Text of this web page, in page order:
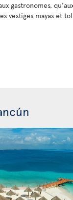
gastronomes,
vestiges mayas et